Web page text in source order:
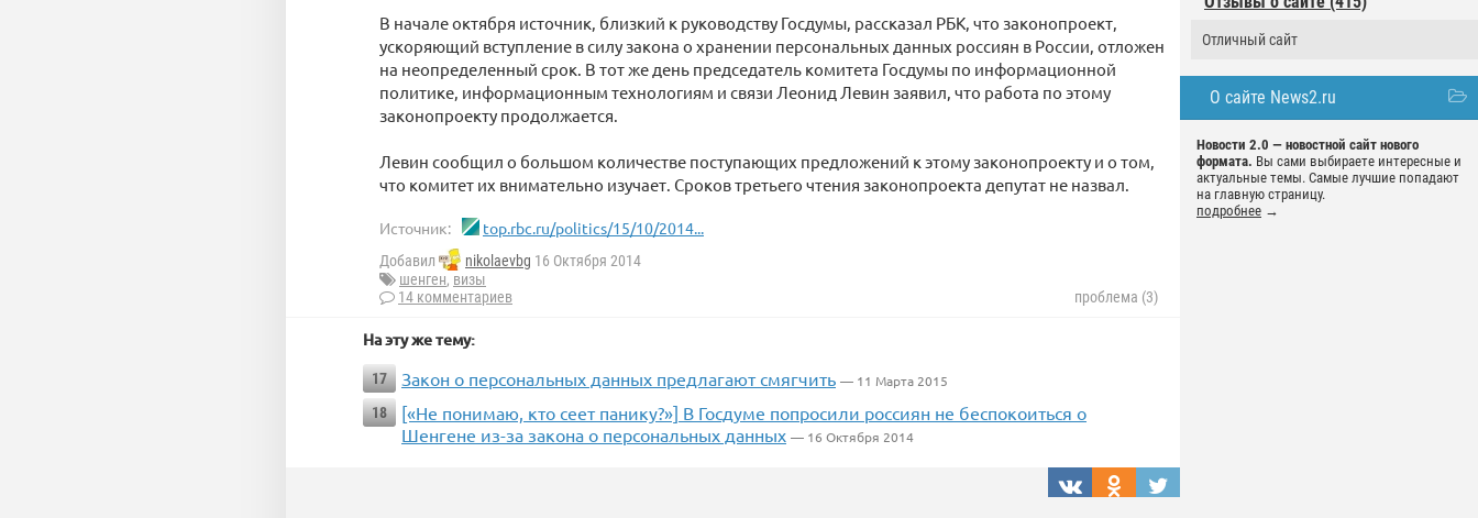
Отличный сайт
О сайте News2.ru
Новости 2.0 — новостной сайт нового
формата. Вы сами выбираете интересные и
актуальные темы. Самые лучшие попадают
на главную страницу.
подробнее →
В начале октября источник, близкий к руководству Госдумы, рассказал РБК, что законопроект,
ускоряющий вступление в силу закона о хранении персональных данных россиян в России, отложен
на неопределенный срок. В тот же день председатель комитета Госдумы по информационной
политике, информационным технологиям и связи Леонид Левин заявил, что работа по этому
законопроекту продолжаетcя.
Левин сообщил о большом количестве поступающих предложений к этому законопроекту и о том,
что комитет их внимательно изучает. Сроков третьего чтения законопроекта депутат не назвал.
Источник: top.rbc.ru/politics/15/10/2014...
Добавил nikolaevbg 16 Октября 2014
шенген, визы
14 комментариев
проблема (3)
На эту же тему:
17 Закон о персональных данных предлагают смягчить — 11 Марта 2015
18
[«Не понимаю, кто сеет панику?»] В Госдуме попросили россиян не беспокоиться о
Шенгене из-за закона о персональных данных — 16 Октября 2014